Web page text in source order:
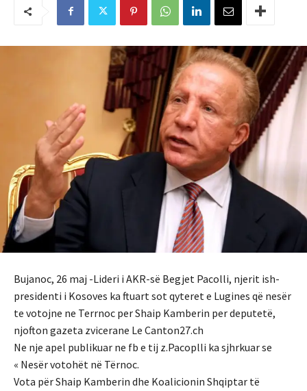
Bujanoc, 26 maj -Lideri i AKR-së Begjet Pacolli, njerit ish-
presidenti i Kosoves ka ftuart sot qyteret e Lugines që nesër
te votojne ne Terrnoc per Shaip Kamberin per deputetë,
njofton gazeta zvicerane Le Canton27.ch
Ne nje apel publikuar ne fb e tij z.Pacoplli ka sjhrkuar se
« Nesër votohët në Tërnoc.
Vota për Shaip Kamberin dhe Koalicionin Shqiptar të